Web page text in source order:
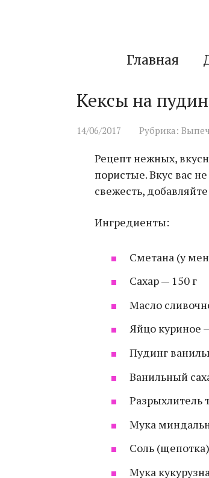
Главная
Кексы на
14/06/2017 Рубрика:
Рецепт нежных,
пористые. Вкус вас
свежесть,
Ингредиенты:
Сметана (у
Сахар — 150 г
Масло
Яйцо куриное
Пудинг
Ванильный
Разрыхлитель
Мука
Соль (щепотка)
Мука